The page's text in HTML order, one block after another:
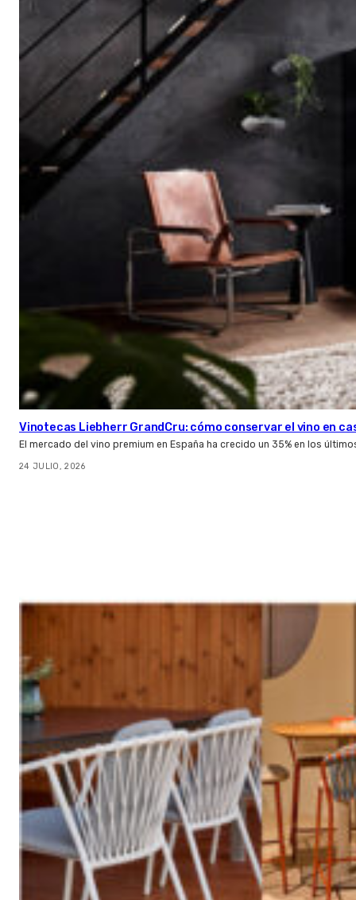
Vinotecas Liebherr GrandCru: cómo conservar el vino en
El mercado del vino premium en España ha crecido un 35% en los
24 JULIO, 2026